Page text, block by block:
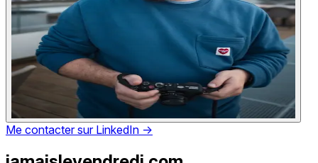
Me contacter sur LinkedIn →